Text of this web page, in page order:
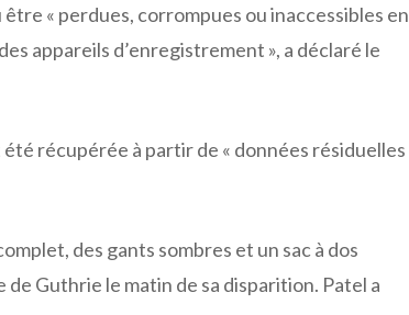
« perdues, corrompues ou inaccessibles en
appareils d’enregistrement », a déclaré le
récupérée à partir de « données résiduelles
des gants sombres et un sac à dos
Guthrie le matin de sa disparition. Patel a